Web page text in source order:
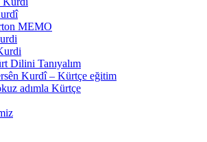
MEMO
Dilini Tanıyalım
Kurdî – Kürtçe eğitim
adımla Kürtçe